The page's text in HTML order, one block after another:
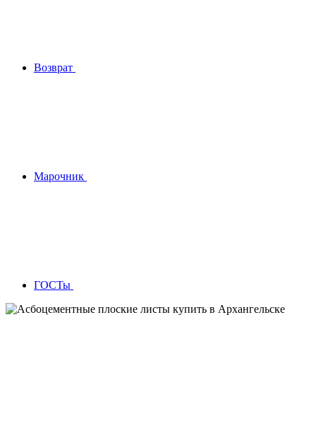
Возврат
Марочник
ГОСТы